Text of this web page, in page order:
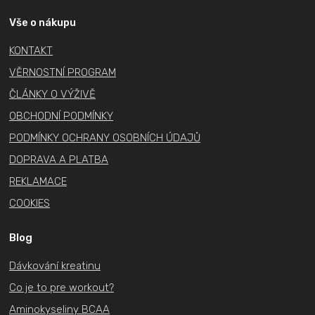
Vše o nákupu
KONTAKT
VĚRNOSTNÍ PROGRAM
ČLÁNKY O VÝŽIVĚ
OBCHODNÍ PODMÍNKY
PODMÍNKY OCHRANY OSOBNÍCH ÚDAJŮ
DOPRAVA A PLATBA
REKLAMACE
COOKIES
Blog
Dávkování kreatinu
Co je to pre workout?
Aminokyseliny BCAA